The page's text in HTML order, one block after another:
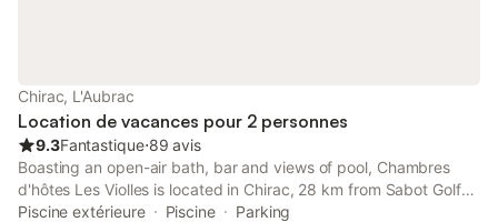
Chirac, L'Aubrac
Location de vacances pour 2 personnes
9.3Fantastique⋅89 avis
Boasting an open-air bath, bar and views of pool, Chambres
d'hôtes Les Violles is located in Chirac, 28 km from Sabot Golf
Course. This bed and breakfast features a private pool, a
Piscine extérieure Piscine
Parking